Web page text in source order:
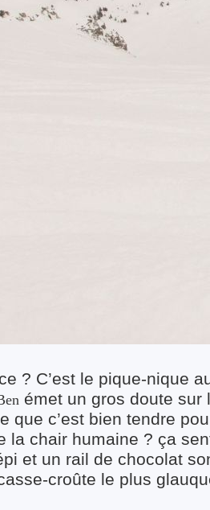
? C’est le pique-nique
émet un gros doute sur
que c’est bien tendre
la chair humaine ? ça
et un rail de chocolat
croûte le plus